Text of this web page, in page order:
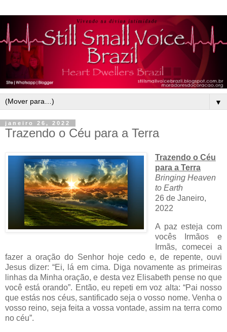
▼
janeiro 26, 2022
Trazendo o Céu para a Terra
Trazendo o Céu
para a Terra
Bringing Heaven
to Earth
26 de Janeiro,
2022
A paz esteja com
vocês Irmãos e
Irmãs, comecei a
fazer a oração do Senhor hoje cedo e, de repente, ouvi
Jesus dizer: “Ei, lá em cima. Diga novamente as primeiras
linhas da Minha oração, e desta vez Elisabeth pense no que
você está orando”. Então, eu repeti em voz alta: “Pai nosso
que estás nos céus, santificado seja o vosso nome. Venha o
vosso reino, seja feita a vossa vontade, assim na terra como
no céu”.